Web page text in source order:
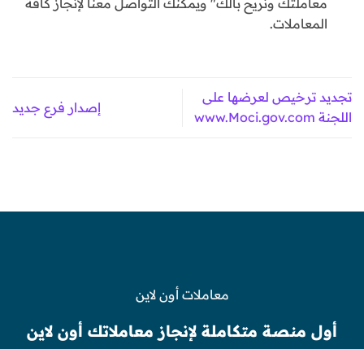
معاملتك ونريح بالك" ويمكنك التواصل معنا لإنجاز كافة
المعاملات.
تجديد ترخيص لعرضها على
اللجنة www.Moci.gov.com
إصدار فرع جديد
معاملات أون لاين
أول منصة متكاملة لإنجاز معاملاتك أون لاين